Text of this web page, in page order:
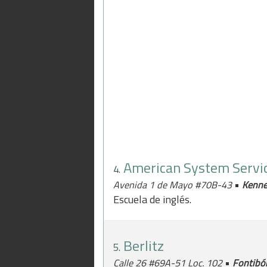
4. American System
Avenida 1 de Mayo #70B-43 •
Escuela de inglés.
5. Berlitz
Calle 26 #69A-51 Loc. 102 •